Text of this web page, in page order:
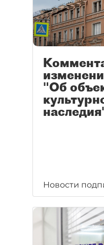
"Об
Новости